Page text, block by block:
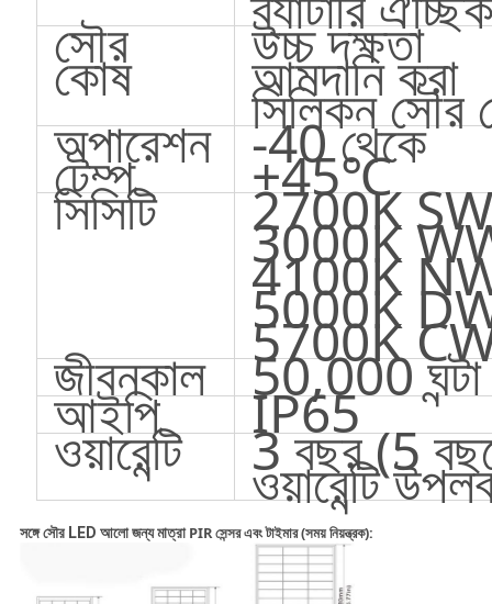
সৌর
কোষ উচ্চ দক্ষতা
আমদানি করা
সিলিকন সৌর
অপারেশন
টেম্প -40 থেকে
+45℃
সিসিটি 2700K
3000K
4100K
5000K
5700K
জীবনকাল 50,000 ঘন্টা
আইপি IP65
ওয়ারেন্টি 3 বছর (5
ওয়ারেন্টি
সঙ্গে সৌর LED আলো জন্য মাত্রাPIR সেন্সর এবং টাইমার (সময় নিয়ন্ত্রক):